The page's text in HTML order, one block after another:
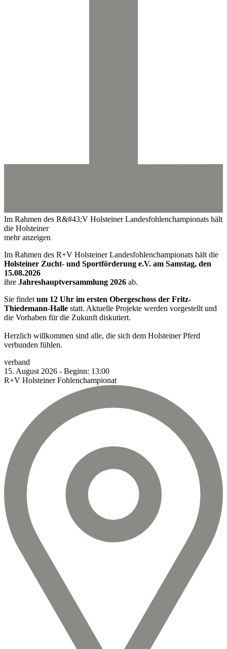
Im Rahmen des R&#43;V Holsteiner Landesfohlenchampionats hält
die Holsteiner
mehr anzeigen
Im Rahmen des R+V Holsteiner Landesfohlenchampionats hält die
Holsteiner Zucht- und Sportförderung e.V. am Samstag, den
15.08.2026
ihre Jahreshauptversammlung 2026 ab.
Sie findet um 12 Uhr im ersten Obergeschoss der Fritz-
Thiedemann-Halle statt. Aktuelle Projekte werden vorgestellt und
die Vorhaben für die Zukunft diskutiert.
Herzlich willkommen sind alle, die sich dem Holsteiner Pferd
verbunden fühlen.
verband
15. August 2026 - Beginn: 13:00
R+V Holsteiner Fohlenchampionat